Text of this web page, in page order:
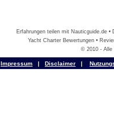
Erfahrungen teilen mit Nauticguide.de
Yacht Charter Bewertungen •
© 2010 - Alle
Impressum | Disclaimer |